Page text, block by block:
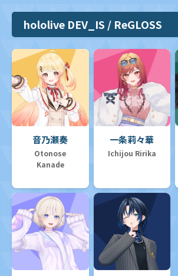
hololive DEV_IS / ReGLOSS
音乃瀬奏
Otonose
Kanade
一条莉々華
Ichijou Ririka